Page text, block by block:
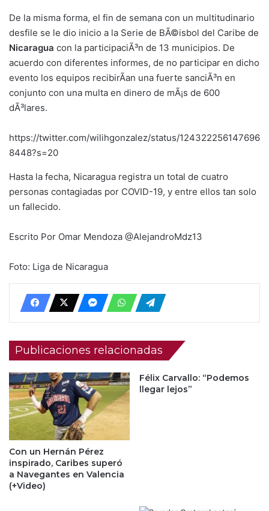
De la misma forma, el fin de semana con un multitudinario
desfile se le dio inicio a la Serie de BÃ©isbol del Caribe de
Nicaragua con la participaciÃ³n de 13 municipios. De
acuerdo con diferentes informes, de no participar en dicho
evento los equipos recibirÃ­an una fuerte sanciÃ³n en
conjunto con una multa en dinero de mÃ¡s de 600
dÃ³lares.
https://twitter.com/wilihgonzalez/status/124322256147696
8448?s=20
Hasta la fecha, Nicaragua registra un total de cuatro
personas contagiadas por COVID-19, y entre ellos tan solo
un fallecido.
Escrito Por Omar Mendoza @AlejandroMdz13
Foto: Liga de Nicaragua
Publicaciones relacionadas
Con un Hernán Pérez
inspirado, Caribes superó
a Navegantes en Valencia
(+Video)
Félix Carvallo: “Podemos
llegar lejos”